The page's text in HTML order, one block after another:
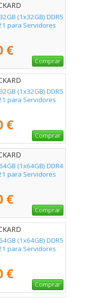
P64339-B21
(1x32GB) DDR5
para Servidores
€
Comprar
P64706-B21
(1x32GB) DDR5
para Servidores
€
Comprar
P06035-B21
(1x64GB) DDR4
para Servidores
€
Comprar
P43331-B21
(1x64GB) DDR5
para Servidores
€
Comprar